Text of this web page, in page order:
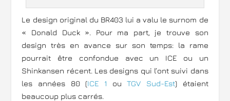
Le design original du BR403 lui a valu le surnom de
« Donald Duck ». Pour ma part, je trouve son
design très en avance sur son temps: la rame
pourrait être confondue avec un ICE ou un
Shinkansen récent. Les designs qui l’ont suivi dans
les années 80 (ICE 1 ouTGV Sud-Est) étaient
beaucoup plus carrés.